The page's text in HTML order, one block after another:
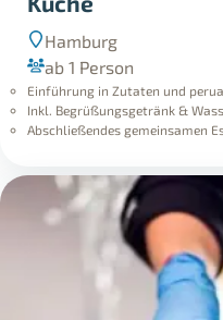
Hamburg
ab 1 Person
Einführung in Zutaten und
Inkl. Begrüßungsgetränk &
Abschließendes gemeinsamen